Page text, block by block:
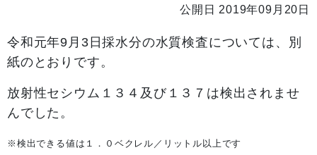
公開日 2019年09月20日
令和元年9月3 日採水分の水質検査については、別
紙のとおりです。
放射性セシウム１３４及び１３７は検出されませ
んでした。
※検出できる値は１．０ベクレル／リットル以上です